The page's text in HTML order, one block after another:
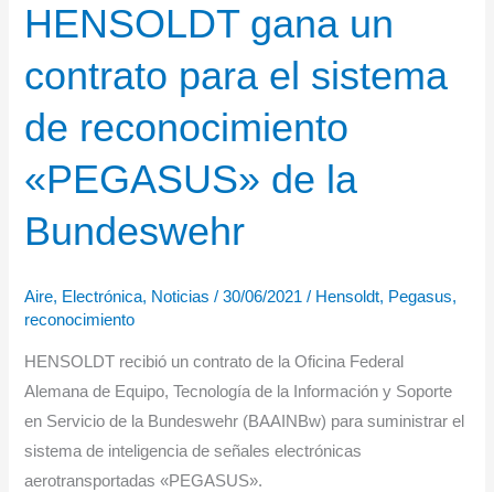
sistema
autoprotección
Eurofighter
HENSOLDT gana un
contrato para el sistema
de reconocimiento
«PEGASUS» de la
Bundeswehr
Aire, Electrónica, Noticias /30/06/2021/ Hensoldt, Pegasus,
reconocimiento
HENSOLDT recibió un contrato de la Oficina Federal
Alemana de Equipo, Tecnología de la Información y Soporte
en Servicio de la Bundeswehr (BAAINBw) para suministrar el
sistema de inteligencia de señales electrónicas
aerotransportadas «PEGASUS».